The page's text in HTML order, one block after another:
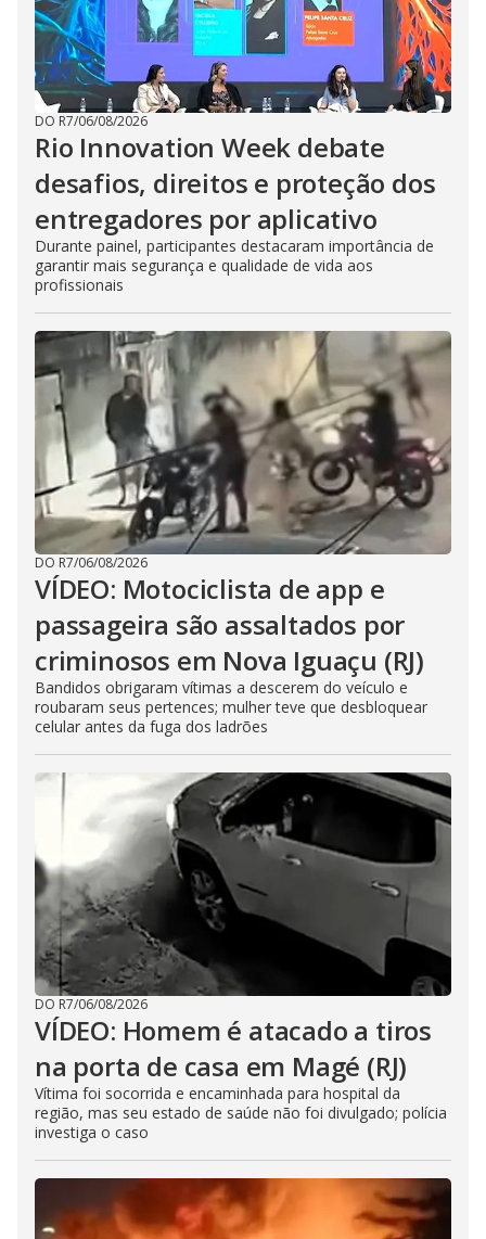
DO R7/06/08/2026
Rio Innovation Week debate
desafios, direitos e proteção dos
entregadores por aplicativo
Durante painel, participantes destacaram importância de
garantir mais segurança e qualidade de vida aos
profissionais
DO R7/06/08/2026
VÍDEO: Motociclista de app e
passageira são assaltados por
criminosos em Nova Iguaçu (RJ)
Bandidos obrigaram vítimas a descerem do veículo e
roubaram seus pertences; mulher teve que desbloquear
celular antes da fuga dos ladrões
DO R7/06/08/2026
VÍDEO: Homem é atacado a tiros
na porta de casa em Magé (RJ)
Vítima foi socorrida e encaminhada para hospital da
região, mas seu estado de saúde não foi divulgado; polícia
investiga o caso